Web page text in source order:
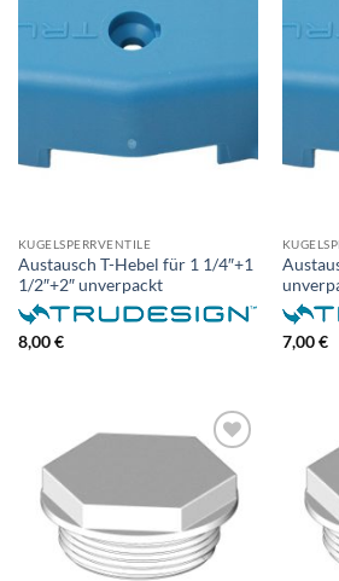
KUGELSPERRVENTILE
Austausch T-Hebel für 1 1/4″+1
1/2″+2″ unverpackt
8,00€ 7,00€